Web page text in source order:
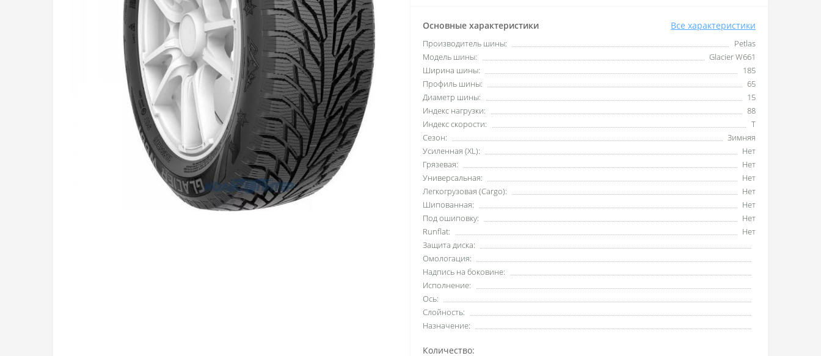
Основные характеристики Все характеристики
Производитель шины:
Petlas
Модель шины:
Glacier W661
Ширина шины:
185
Профиль шины:
65
Диаметр шины:
15
Индекс нагрузки:
88
Индекс скорости:
T
Сезон:
Зимняя
Усиленная (XL):
Нет
Грязевая:
Нет
Универсальная:
Нет
Легкогрузовая (Cargo):
Нет
Шипованная:
Нет
Под ошиповку:
Нет
Runflat:
Нет
Защита диска:
Омологация:
Надпись на боковине:
Исполнение:
Ось:
Слойность:
Назначение:
Количество: